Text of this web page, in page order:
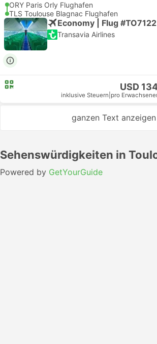
ORY Paris Orly Flughafen
TLS Toulouse Blagnac Flughafen
Economy | Flug #TO7122
Transavia Airlines
USD
inklusive Steuern pro
ganzen Text anzeigen
Sehenswürdigkeiten in
Powered by GetYourGuide